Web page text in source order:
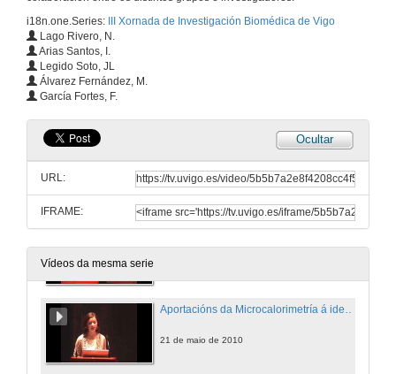
i18n.one.Series:
III Xornada de Investigación Biomédica de Vigo
Lago Rivero, N.
Arias Santos, I.
Legido Soto, JL
Álvarez Fernández, M.
García Fortes, F.
Ocultar
URL:
IFRAME:
Vídeos da mesma serie
21 de maio de 2010
Prevalencia de osteoporosis en pacientes infectados polo virus de inmunodeficiencia humana
21 de maio de 2010
Quenda de preguntas
21 de maio de 2010